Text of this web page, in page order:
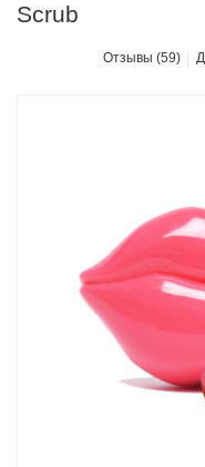
Scrub
Отзывы (59)